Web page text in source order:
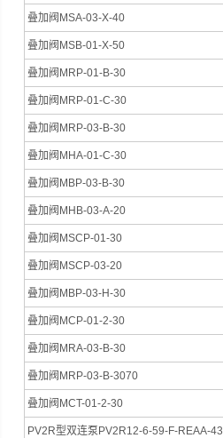
叠加阀MSA-03-X-40
叠加阀MSB-01-X-50
叠加阀MRP-01-B-30
叠加阀MRP-01-C-30
叠加阀MRP-03-B-30
叠加阀MHA-01-C-30
叠加阀MBP-03-B-30
叠加阀MHB-03-A-20
叠加阀MSCP-01-30
叠加阀MSCP-03-20
叠加阀MBP-03-H-30
叠加阀MCP-01-2-30
叠加阀MRA-03-B-30
叠加阀MRP-03-B-3070
叠加阀MCT-01-2-30
PV2R型双连泵PV2R12-6-59-F-REAA-43